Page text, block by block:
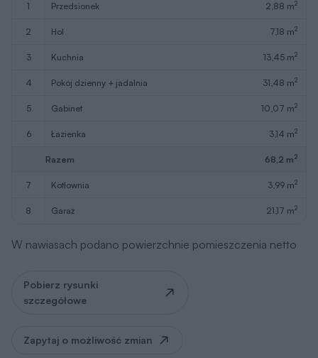
1 przedsionek 2,88 m2
2 hol 7,18 m2
3 kuchnia 13,45 m2
4 pokój dzienny + jadalnia 31,48 m2
5 gabinet 10,07 m2
6 łazienka 3,14 m2
Razem 68,2 m2
7 kotłownia 3,99 m2
8 garaż 21,17 m2
W nawiasach podano powierzchnie pomieszczenia netto
Pobierz rysunki
szczegółowe
Zapytaj o możliwość zmian